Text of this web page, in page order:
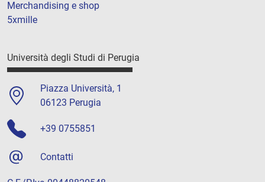
Merchandising e shop
5xmille
Università degli Studi di Perugia
Piazza Università, 1
06123 Perugia
+39 0755851
Contatti